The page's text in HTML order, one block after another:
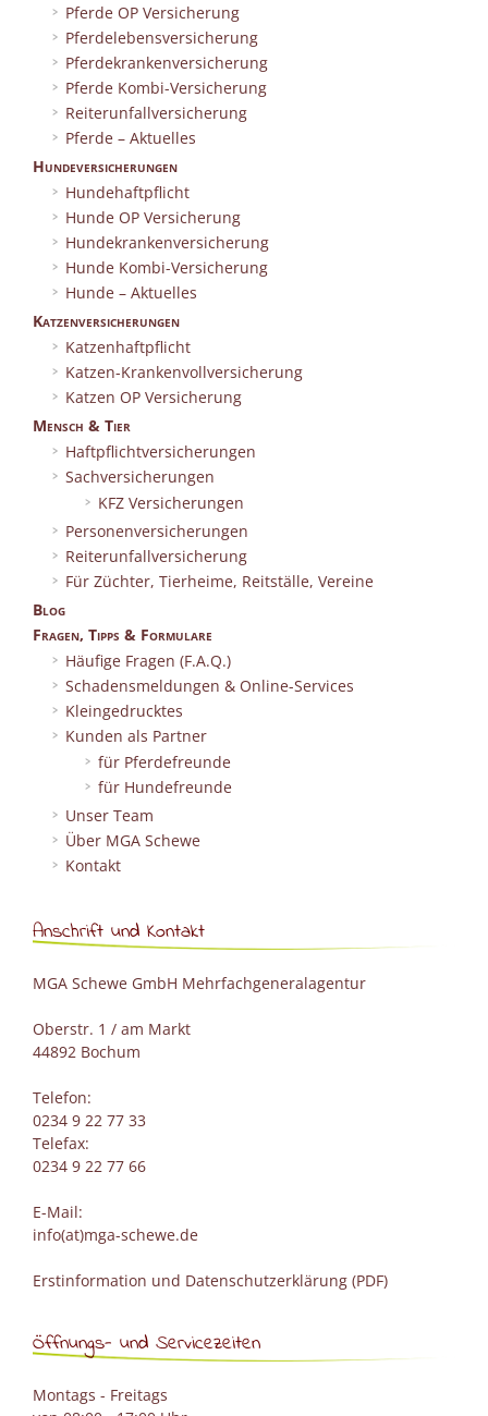
Pferde OP Versicherung
Pferdelebensversicherung
Pferdekrankenversicherung
Pferde Kombi-Versicherung
Reiterunfallversicherung
Pferde – Aktuelles
Hundeversicherungen
Hundehaftpflicht
Hunde OP Versicherung
Hundekrankenversicherung
Hunde Kombi-Versicherung
Hunde – Aktuelles
Katzenversicherungen
Katzenhaftpflicht
Katzen-Krankenvollversicherung
Katzen OP Versicherung
Mensch & Tier
Haftpflichtversicherungen
Sachversicherungen
KFZ Versicherungen
Personenversicherungen
Reiterunfallversicherung
Für Züchter, Tierheime, Reitställe, Vereine
Blog
Fragen, Tipps & Formulare
Häufige Fragen (F.A.Q.)
Schadensmeldungen & Online-Services
Kleingedrucktes
Kunden als Partner
für Pferdefreunde
für Hundefreunde
Unser Team
Über MGA Schewe
Kontakt
Anschrift und Kontakt
MGA Schewe GmbH Mehrfachgeneralagentur
Oberstr. 1 / am Markt
44892 Bochum
Telefon:
0234 9 22 77 33
Telefax:
0234 9 22 77 66
E-Mail:
info(at)mga-schewe.de
Erstinformation und Datenschutzerklärung (PDF)
Öffnungs- und Servicezeiten
Montags - Freitags